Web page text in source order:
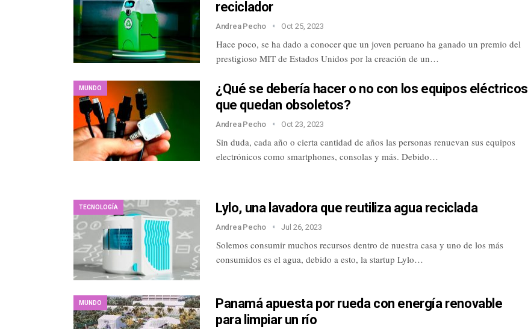
reciclador
Andrea Pecho Oct 25, 2023
Hace poco, se ha dado a conocer que un joven peruano ha ganado un premio del
prestigioso MIT de Estados Unidos por la creación de un…
MUNDO
¿Qué se debería hacer o no con los equipos eléctricos
que quedan obsoletos?
Andrea Pecho Oct 23, 2023
Sin duda, cada año o cierta cantidad de años las personas renuevan sus equipos
electrónicos como smartphones, consolas y más. Debido…
TECNOLOGÍA Lylo, una lavadora que reutiliza agua reciclada
Andrea Pecho Jul 26, 2023
Solemos consumir muchos recursos dentro de nuestra casa y uno de los más
consumidos es el agua, debido a esto, la startup Lylo…
MUNDO
Panamá apuesta por rueda con energía renovable
para limpiar un río